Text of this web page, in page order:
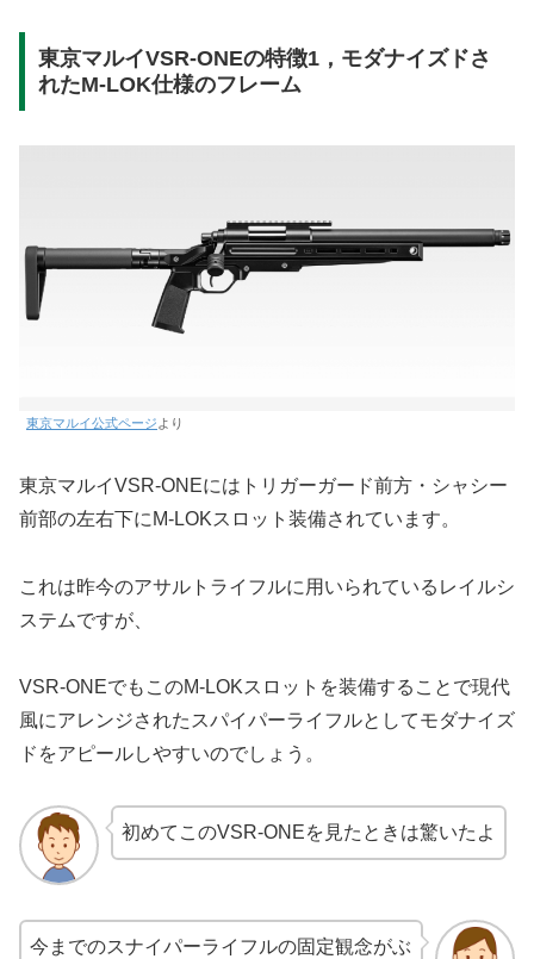
東京マルイVSR-ONEの特徴1，モダナイズドさ
れたM-LOK仕様のフレーム
東京マルイ公式ページ より
東京マルイVSR-ONEにはトリガーガード前方・シャシー
前部の左右下にM-LOKスロット装備されています。
これは昨今のアサルトライフルに用いられているレイルシ
ステムですが、
VSR-ONEでもこのM-LOKスロットを装備することで現代
風にアレンジされたスパイパーライフルとしてモダナイズ
ドをアピールしやすいのでしょう。
初めてこのVSR-ONEを見たときは驚いたよ
今までのスナイパーライフルの固定観念がぶ